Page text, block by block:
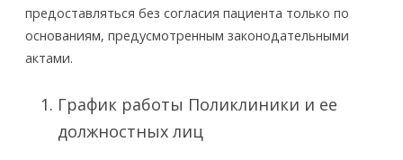
предоставляться без согласия пациента только по
основаниям, предусмотренным законодательными
актами.
График работы Поликлиники и ее
должностных лиц